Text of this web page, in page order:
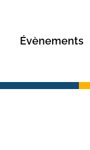
Évènements